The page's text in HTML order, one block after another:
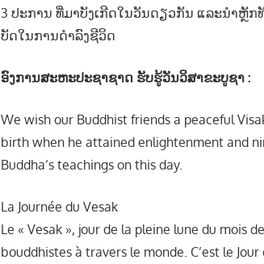
3 ປະການ ທີ່ມາບັງເກີດໃນວັນດຽວກັນ ແລະນຳຫຼັ
ບັດໃນການດຳລົງຊີວິດ
ອົງການສະຫະປະຊາຊາດ ຮັບຮູ້ວັນວິສາຂະບູຊາ :
We wish our Buddhist friends a peaceful
birth when he attained enlightenment and
Buddha’s teachings on this day.
La Journée du Vesak
Le « Vesak », jour de la pleine lune du mois
bouddhistes à travers le monde. C’est le